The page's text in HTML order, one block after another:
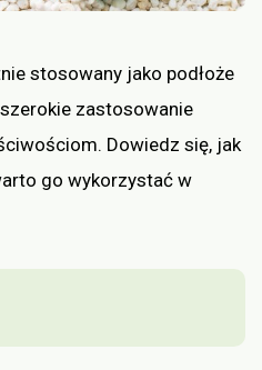
stosowany jako podłoże
zastosowanie
Dowiedz się, jak
go wykorzystać w